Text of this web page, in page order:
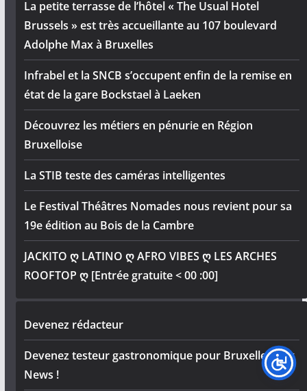
La petite terrasse de l’hôtel « The Usual Hotel
Brussels » est très accueillante au 107 boulevard
Adolphe Max à Bruxelles
Infrabel et la SNCB s’occupent enfin de la remise en
état de la gare Bockstael à Laeken
Découvrez les métiers en pénurie en Région
Bruxelloise
La STIB teste des caméras intelligentes
Le Festival Théâtres Nomades nous revient pour sa
19e édition au Bois de la Cambre
JACKITO ღ LATINO ღ AFRO VIBES ღ LES ARCHES
ROOFTOP ღ [Entrée gratuite < 00 :00]
Devenez rédacteur
Devenez testeur gastronomique pour Bruxelles City
News !